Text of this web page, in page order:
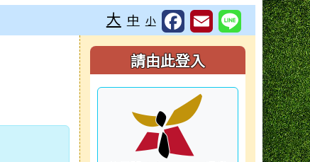
大 中 小
右邊區域內容
請由此登入